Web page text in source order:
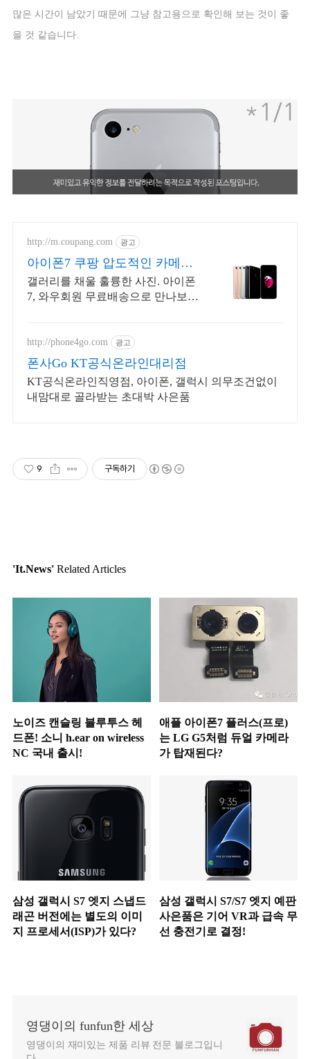
많은 시간이 남았기 때문에 그냥 참고용으로 확인해 보는 것이 좋
을 것 같습니다.
http://m.coupang.com 광고
아이폰7 쿠팡 압도적인 카메라
성능
갤러리를 채울 훌륭한 사진. 아이폰
7, 와우회원 무료배송으로 만나보세
럼 담아보세요.
http://phone4go.com 광고
폰사Go KT공식온라인대리점
KT공식온라인직영점, 아이폰, 갤럭시 의무조건없이
내맘대로 골라받는 초대박 사은품
9 구독하기
'It.News' Related Articles
노이즈 캔슬링 블루투스 헤
드폰! 소니 h.ear on wireless
NC 국내 출시!
애플 아이폰7 플러스(프로)
는 LG G5처럼 듀얼 카메라
가 탑재된다?
삼성 갤럭시 S7 엣지 스냅드
래곤 버전에는 별도의 이미
지 프로세서(ISP)가 있다?
삼성 갤럭시 S7/S7 엣지 예판
사은품은 기어 VR과 급속 무
선 충전기로 결정!
영댕이의 funfun한 세상
영댕이의 재미있는 제품 리뷰 전문 블로그입니